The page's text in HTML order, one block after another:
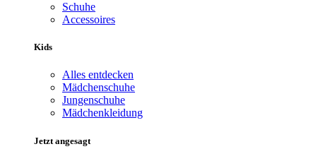
Schuhe
Accessoires
Kids
Alles entdecken
Mädchenschuhe
Jungenschuhe
Mädchenkleidung
Jetzt angesagt